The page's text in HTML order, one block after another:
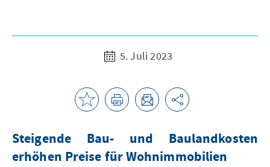
5. Juli 2023
Steigende Bau- und Baulandkosten
erhöhen Preise für Wohnimmobilien